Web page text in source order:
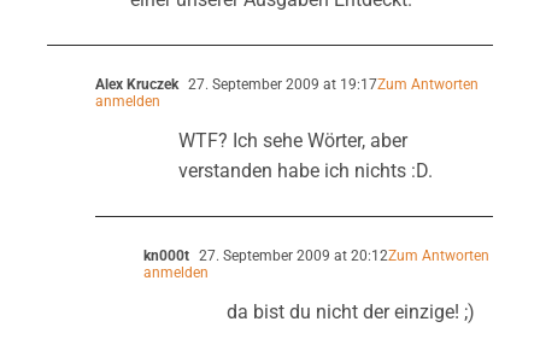
Alex Kruczek 27. September 2009 at 19:17Zum Antworten
anmelden
WTF? Ich sehe Wörter, aber
verstanden habe ich nichts :D.
kn000t 27. September 2009 at 20:12Zum Antworten
anmelden
da bist du nicht der einzige! ;)